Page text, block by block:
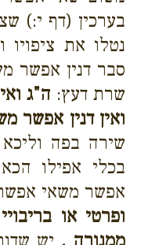
בערכין (דף י:)
נטלו את ציפויו
סבר דנין אפשר
שרת דעץ: ה"ג
ואין דנין אפשר
שירה בפה
בכלי אפילו
אפשר משאי
ופרטי או